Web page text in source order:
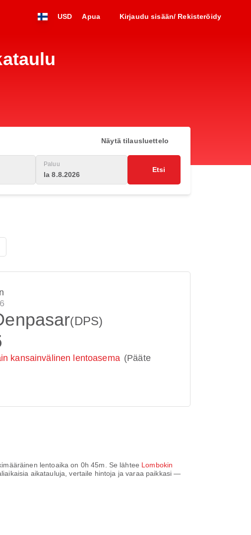
USD Apua Kirjaudu sisään/ Rekisteröidy
Näytä tilausluettelo
Paluu
la 8.8.2026
Etsi
(DPS)
kansainvälinen lentoasema (Pääte
lentoaika on 0h 45m . Se lähtee Lombokin
aikatauluja, vertaile hintoja ja varaa paikkasi —